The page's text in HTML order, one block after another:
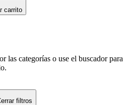
carrito
las categorías o use el buscador para
filtros